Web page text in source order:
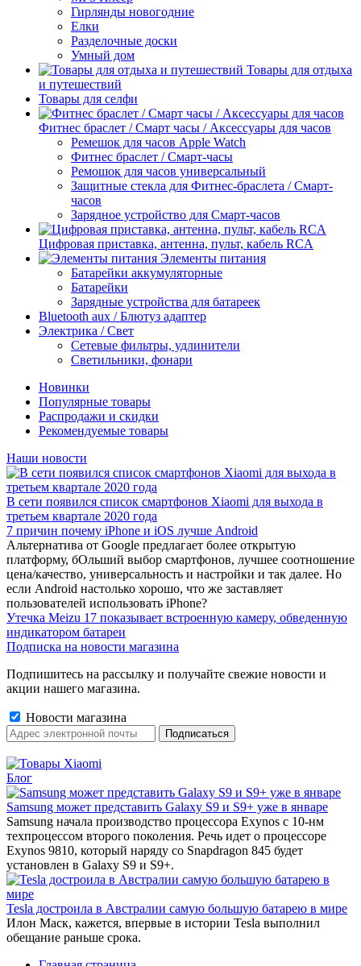
Гирлянды новогодние
Елки
Разделочные доски
Умный дом
Товары для отдыха
и путешествий
Товары для селфи
Фитнес браслет / Смарт часы / Аксессуары для часов
Ремешок для часов Apple Watch
Фитнес браслет / Смарт-часы
Ремошок для часов универсальный
Защитные стекла для Фитнес-браслета / Смарт-
часов
Зарядное устройство для Смарт-часов
Цифровая приставка, антенна, пульт, кабель RCA
Элементы питания
Батарейки аккумуляторные
Батарейки
Зарядные устройства для батареек
Bluetooth aux / Блютуз адаптер
Электрика / Свет
Сетевые фильтры, удлинители
Светильники, фонари
Новинки
Популярные товары
Распродажи и скидки
Рекомендуемые товары
Наши новости
В сети появился список смартфонов Xiaomi для выхода в
третьем квартале 2020 года
7 причин почему iPhone и iOS лучше Android
Альтернатива от Google предлагает более открытую
платформу, бОльший выбор смартфонов, лучшее соотношение
цена/качество, универсальность и настройки и так далее. Но
если Android настолько хорошо, что же заставляет
пользователей использовать iPhone?
Утечка Meizu 17 показывает встроенную камеру, обведенную
индикатором батареи
Подписка на новости магазина
Подпишитесь на рассылку и получайте свежие новости и
акции нашего магазина.
Новости магазина
Блог
Samsung может представить Galaxy S9 и S9+ уже в январе‍
Samsung начала производство процессора Exynos с 10-нм
техпроцессом второго поколения. Речь идет о процессоре
Exynos 9810, который наряду со Snapdragon 845 будет
установлен в Galaxy S9 и S9+.
Tesla достроила в Австралии самую большую батарею в мире
Илон Маск, кажется, впервые в истории Tesla выполнил
обещание раньше срока.